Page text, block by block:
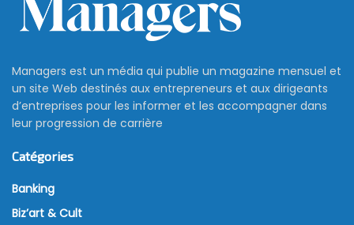
Managers est un média qui publie un magazine mensuel et
un site Web destinés aux entrepreneurs et aux dirigeants
d’entreprises pour les informer et les accompagner dans
leur progression de carrière
Catégories
Banking
Biz’art & Cult